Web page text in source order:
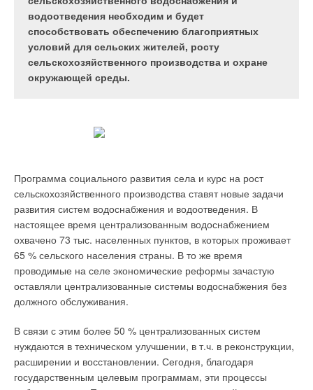
водоотведения необходим и будет
способствовать обеспечению благоприятных
условий для сельских жителей, росту
сельскохозяйственного производства и охране
окружающей среды.
Программа социального развития села и курс на рост
сельскохозяйственного производства ставят новые задачи
развития систем водоснабжения и водоотведения. В
настоящее время централизованным водоснабжением
охвачено 73 тыс. населенных пунктов, в которых проживает
65 % сельского населения страны. В то же время
проводимые на селе экономические реформы зачастую
оставляли централизованные системы водоснабжения без
должного обслуживания.
В связи с этим более 50 % централизованных систем
нуждаются в техническом улучшении, в т.ч. в реконструкции,
расширении и восстановлении. Сегодня, благодаря
государственным целевым программам, эти процессы
очередь с тем, что построенные 30–50 лет назад
сети и системы водоснабжения устарели
физически и морально.
«Вода питьевая» отмечено, что около 70 % рек и озер
страны утратили свое качество как источники
водоснабжения, а приблизительно 30 % подземных
источников подверглись природному или антропогенному
загрязнению. Около 22 % проб питьевой воды, отбираемых
из водопроводов, не отвечают необходимым требованиям по
санитарно-химическим нормам, а более 12 % — по
микробиологическим показателям.
источников первых от поверхности земли водоносных
горизонтов, воду которых использует в основном сельское
население с помощью шахтных и трубчатых колодцев. В 85
% используемых колодцев вода характеризуется
эксплуатации парогенерирующего оборудования.
другой объект, можно двумя способами: воспользоваться
обоих способов очевидны: в первом случае компании
придется оплачивать услуги поставщика и устройство
паропровода (при этом подача пара может быть
нестабильной, а его качество — не соответствовать
технологическим требованиям); во втором — покупка,
установка и эксплуатация собственного парогенератора
потребуют соответствующих затрат.
Данные затраты можно минимизировать, подобрав
или иного предприятия. Далеко не везде необходимо
устанавливать агрегаты производительностью тонны пара в
час, да и качество требуемого пара может быть разное, в
зависимости от его предназначения. Сейчас можно